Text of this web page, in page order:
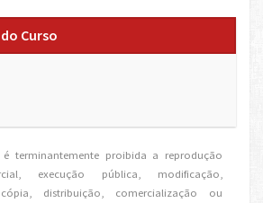
Curso
terminantemente proibida a reprodução
execução pública, modificação,
distribuição, comercialização ou